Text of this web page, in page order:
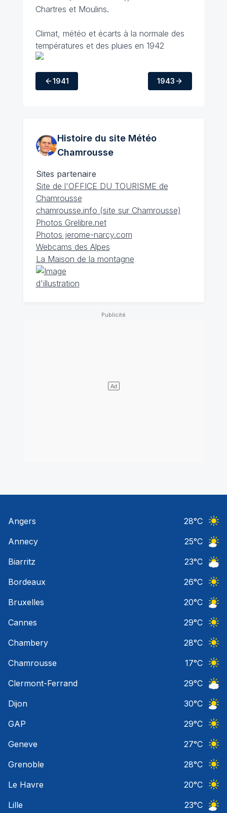
Chartres et Moulins.
Climat, météo et écarts à la normale des
températures et des pluies en 1942
1941 1943
Histoire du site Météo
Chamrousse
Sites partenaire
Site de l'OFFICE DU TOURISME de
Chamrousse
chamrousse.info (site sur Chamrousse)
Photos Grelibre.net
Photos jerome-narcy.com
Webcams des Alpes
La Maison de la montagne
Angers 28°C
Annecy
25°C
Biarritz
23°C
Bordeaux
26°C
Bruxelles
20°C
Cannes
29°C
Chambery
28°C
Chamrousse
17°C
Clermont-Ferrand
29°C
Dijon
30°C
GAP
29°C
Geneve
27°C
Grenoble
28°C
Le Havre
20°C
Lille
23°C